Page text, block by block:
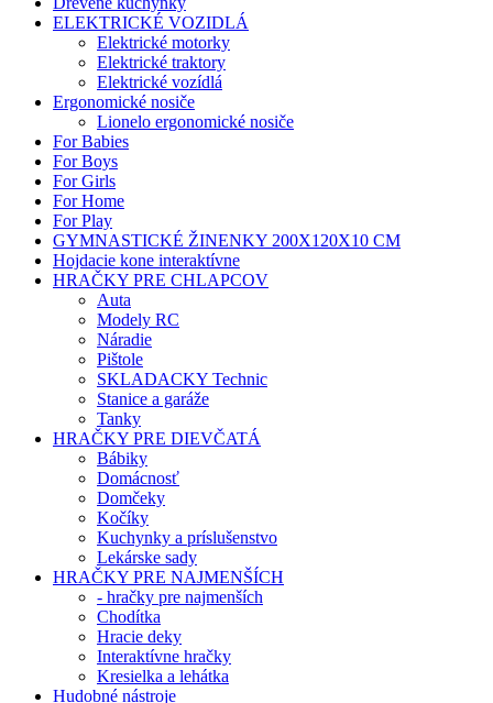
ELEKTRICKÉ VOZIDLÁ
Elektrické motorky
Elektrické traktory
Elektrické vozídlá
Ergonomické nosiče
Lionelo ergonomické nosiče
For Babies
For Boys
For Girls
For Home
For Play
GYMNASTICKÉ ŽINENKY 200X120X10 CM
Hojdacie kone interaktívne
HRAČKY PRE CHLAPCOV
Auta
Modely RC
Náradie
Pištole
SKLADACKY Technic
Stanice a garáže
Tanky
HRAČKY PRE DIEVČATÁ
Bábiky
Domácnosť
Domčeky
Kočíky
Kuchynky a príslušenstvo
Lekárske sady
HRAČKY PRE NAJMENŠÍCH
- hračky pre najmenších
Chodítka
Hracie deky
Interaktívne hračky
Kresielka a lehátka
Hudobné nástroje